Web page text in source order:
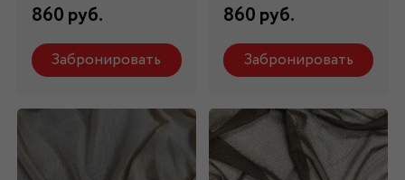
860 руб.
Забронировать
860 руб.
Забронировать